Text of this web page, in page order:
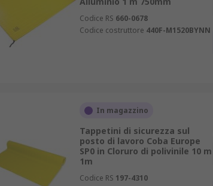
Codice RS 660-0678
Codice costruttore 440F-M1520BYNN
In magazzino
Tappetini di sicurezza sul
posto di lavoro Coba Europe
SP0 in Cloruro di polivinile 10 m
1m
Codice RS 197-4310